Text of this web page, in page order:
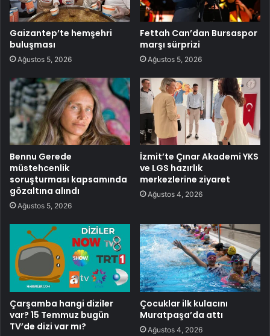
Gaizantep’te hemşehri
buluşması
Ağustos 5, 2026
Fettah Can’dan Bursaspor
marşı sürprizi
Ağustos 5, 2026
Bennu Gerede
müstehcenlik
soruşturması kapsamında
gözaltına alındı
Ağustos 5, 2026
İzmit’te Çınar Akademi YKS
ve LGS hazırlık
merkezlerine ziyaret
Ağustos 4, 2026
Çarşamba hangi diziler
var? 15 Temmuz bugün
TV’de dizi var mı?
Çocuklar ilk kulacını
Muratpaşa’da attı
Ağustos 4, 2026